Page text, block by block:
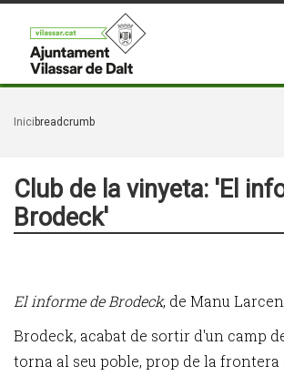
Inici breadcrumb
Club de la vinyeta: 'El
Brodeck'
El informe de Brodeck, de Manu
Brodeck, acabat de sortir d'un camp
torna al seu poble, prop de la frontera